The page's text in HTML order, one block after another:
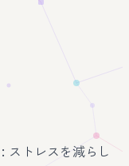
ストレスを減らし